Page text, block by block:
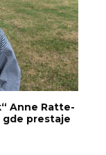
Anne Ratte-
gde prestaje